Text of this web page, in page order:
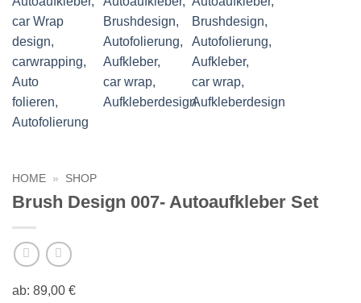
HOME » SHOP
Brush Design 007- Autoaufkleber Set
ab: 89,00 €